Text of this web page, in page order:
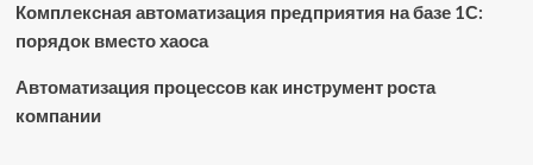
Комплексная автоматизация предприятия на базе 1С:
порядок вместо хаоса
Автоматизация процессов как инструмент роста
компании